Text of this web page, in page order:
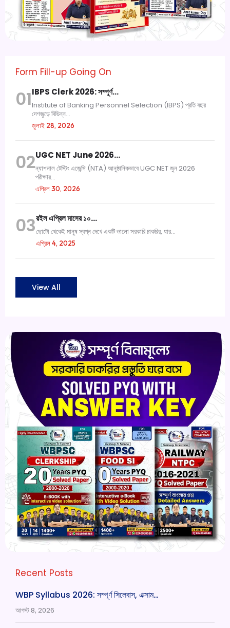
Form Fill-up Going On
01IBPS Clerk 2026: সম্পূর্ণ…
Institute of Banking Personnel Selection (IBPS) প্রতি বছর
দেশজুড়ে বিভিন্ন...
জুলাই 28, 2026
02UGC NET June 2026…
ন্যাশনাল টেস্টিং এজেন্সি (NTA) আনুষ্ঠানিকভাবে UGC NET জুন 2026
পরীক্ষার...
এপ্রিল 30, 2026
03রইল এপ্রিল মাসের ১০…
ছোটো থেকেই মানুষ স্বপ্ন দেখে একটি ভালো সরকারি চাকরির, যার...
এপ্রিল 4, 2025
View All
Recent Posts
WBP Syllabus 2026: সম্পূর্ণ সিলেবাস, এক্সাম…
আগস্ট 8, 2026